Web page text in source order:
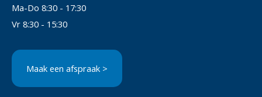
Ma-Do 8:30 - 17:30
Vr 8:30 - 15:30
Maak een afspraak >